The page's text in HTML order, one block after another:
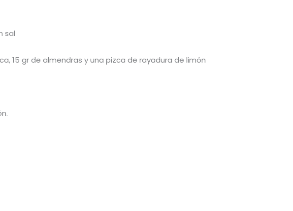
sal
15 gr de almendras y una pizca de rayadura de limón